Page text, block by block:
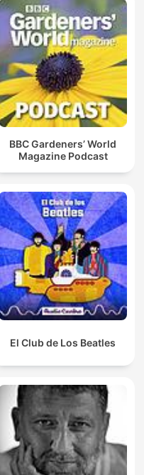
BBC Gardeners’ World
Magazine Podcast
El Club de Los Beatles